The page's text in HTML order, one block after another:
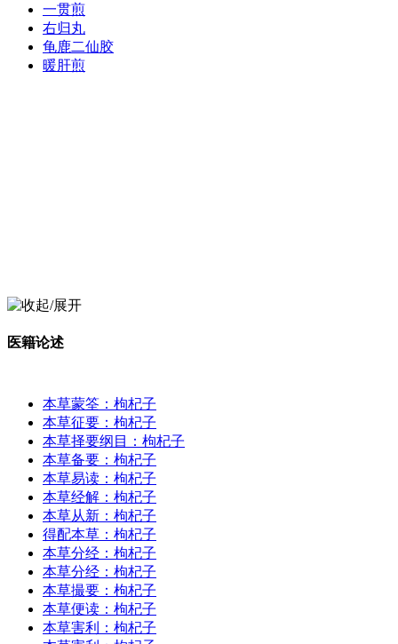
一贯煎
右归丸
龟鹿二仙胶
暖肝煎
医籍论述
本草蒙筌：枸杞子
本草征要：枸杞子
本草择要纲目：枸杞子
本草备要：枸杞子
本草易读：枸杞子
本草经解：枸杞子
本草从新：枸杞子
得配本草：枸杞子
本草分经：枸杞子
本草分经：枸杞子
本草撮要：枸杞子
本草便读：枸杞子
本草害利：枸杞子